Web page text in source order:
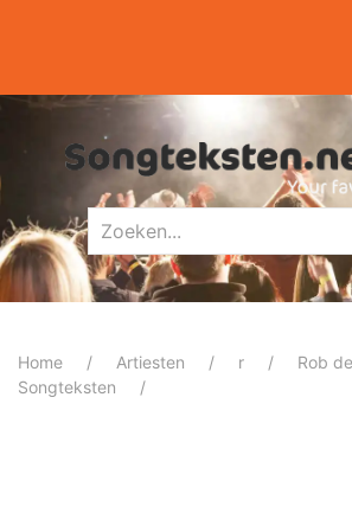
Home Artiesten r
Rob
Songteksten